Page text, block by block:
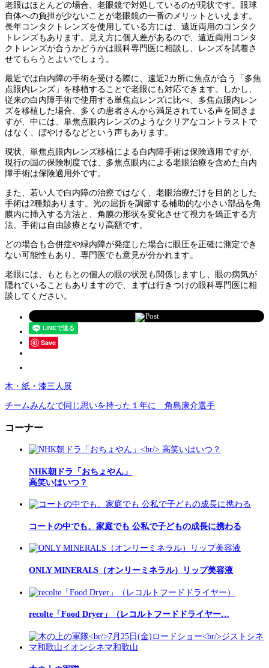
老眼はほとんどの場合、老眼鏡で対処しているのが現状です。眼球
自体への負担が少ないことが老眼鏡の一番のメリットといえます。
長年コンタクトレンズを使用している方には、遠近両用のコンタク
トレンズもあります。見え方に個人差があるので、遠近両用コンタ
クトレンズが合うかどうかは眼科専門医に相談し、レンズを試着さ
せてもらうとよいでしょう。
最近では白内障の手術を受ける際に、遠近2カ所に焦点が合う「多焦
点眼内レンズ」を移植することで老眼にも対応できます。しかし、
従来の白内障手術で使用する単焦点レンズに比べ、多焦点眼内レン
ズを移植した場合、多くの患者さんから満足されている声を聞きま
すが、中には、単焦点眼内レンズのようなクリアなコントラストで
はなく、ぼやけるなどという声もあります。
現状、単焦点眼内レンズ移植による白内障手術は保険適用ですが、
現行の国の保険制度では、多焦点眼内による老眼治療を含めた白内
障手術は保険適用外です。
また、若い人で白内障の治療ではなく、老眼治療だけを目的とした
手術は2種類あります。光の屈折を調節する補助的な小さい部品を角
膜内に挿入する方法と、角膜の形状を変化させて視力を矯正する方
法。手術は自由診療となり高額です。
どの場合も合併症や緑内障が発症した場合に眼圧を正確に測定でき
ない可能性もあり、専門医でも意見が分かれます。
老眼には、もともとの個人の眼の状況も関係しますし、眼の病気が
隠れていることもありますので、まずは行きつけの眼科専門医に相
談してください。
Post
Save
木・紙・漆三人展
チームみんなで同じ思いを持った１年に 角島康介選手
コーナー
NHK朝ドラ「おちょやん」
高笑いはいつ？
コートの中でも、家庭でも 公私で子どもの成長に携わる
ONLY MINERALS（オンリーミネラル）リップ美容液
recolte「Food Dryer」（レコルトフードドライヤー…